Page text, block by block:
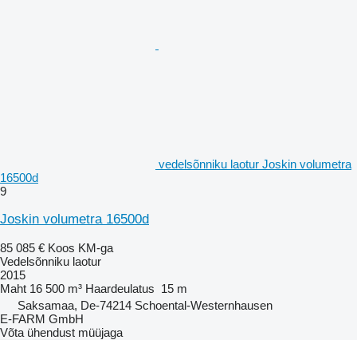
vedelsõnniku laotur Joskin volumetra
16500d
9
Joskin volumetra 16500d
85 085 € Koos KM-ga
Vedelsõnniku laotur
2015
Maht 16 500 m³ Haardeulatus 15 m
Saksamaa, De-74214 Schoental-Westernhausen
E-FARM GmbH
Võta ühendust müüjaga